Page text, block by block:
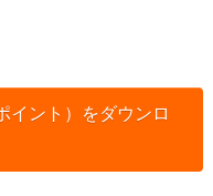
イント）をダウンロ